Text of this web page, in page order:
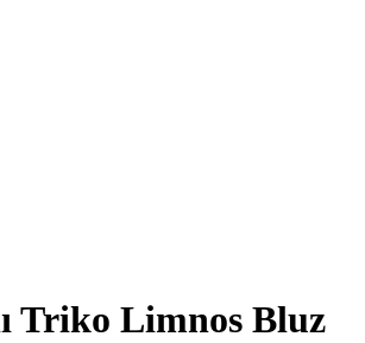
Triko Limnos Bluz